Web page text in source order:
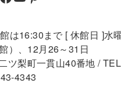
は16:30まで [ 休館日 ]水
）、12月26～31日
ツ梨町一貫山40番地 /
4343